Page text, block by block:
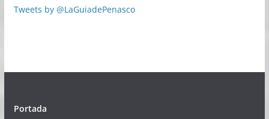
Tweets by @LaGuiadePenasco
Portada